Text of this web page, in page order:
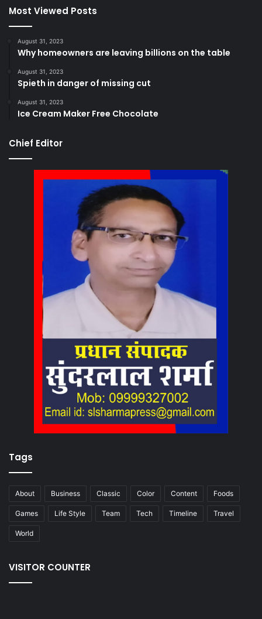
Most Viewed Posts
August 31, 2023
Why homeowners are leaving billions on the table
August 31, 2023
Spieth in danger of missing cut
August 31, 2023
Ice Cream Maker Free Chocolate
Chief Editor
Tags
About Business Classic Color Content Foods
Games Life Style Team Tech Timeline Travel
World
VISITOR COUNTER